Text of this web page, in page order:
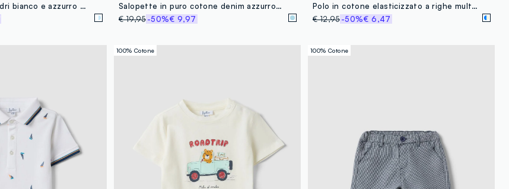
Costume slip a quadri bianco e azzurro da neonato con Topolino
Salopette in puro cotone denim azzurro da bimbo regular fit
€ 19,95-50%€ 9,97
Polo in cotone elasticizzato a righe multicolor con ricamo Topolino
€ 12,95-50%€ 6,47
100% Cotone 100% Cotone